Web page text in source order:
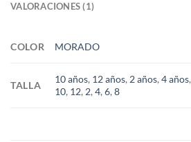
VALORACIONES (1)
COLOR MORADO
TALLA
10 años, 12 años, 2 años,4 años,
10, 12, 2,4,6,8